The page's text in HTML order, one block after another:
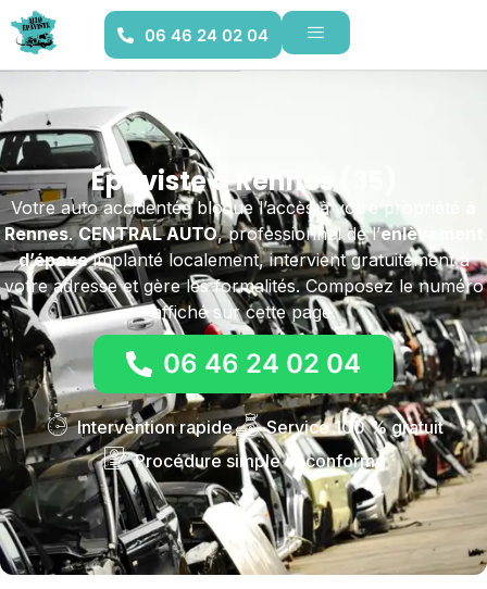
06 46 24 02 04
Épaviste à Rennes (35)
Votre auto accidentée bloque l’accès à votre propriété
Rennes.CENTRAL AUTO, professionnel de l’enlèvement
d’épaveimplanté localement, intervient gratuitement à
votre adresse et gère les formalités. Composez le numéro
affiché sur cette page.
06 46 24 02 04
Intervention rapide
Service 100 % gratuit
Procédure simple et conforme